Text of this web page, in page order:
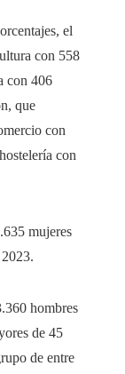
el
con 558
con 406
que
con
con
mujeres
hombres
de 45
de entre